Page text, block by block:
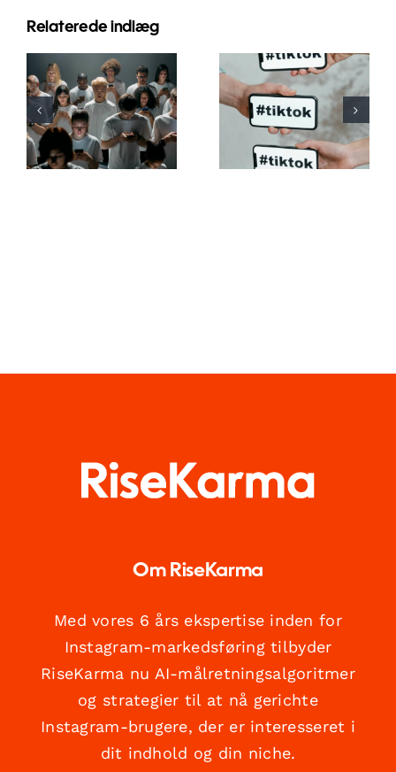
Relaterede indlæg
Tips til at
designe
flotte
Facebook-
annoncer,
der
De bedste
privatindstillinger
for TikTok i
2024
Om RiseKarma
Med vores 6 års ekspertise inden for
Instagram-markedsføring tilbyder
RiseKarma nu AI-målretningsalgoritmer
og strategier til at nå gerichte
Instagram-brugere, der er interesseret i
dit indhold og din niche.